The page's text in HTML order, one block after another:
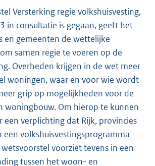
Versterking regie volkshuisvesting,
in consultatie is gegaan, geeft het
en gemeenten de wettelijke
samen regie te voeren op de
Overheden krijgen in de wet meer
woningen, waar en voor wie wordt
grip op mogelijkheden voor de
woningbouw. Om hierop te kunnen
een verplichting dat Rijk, provincies
een volkshuisvestingsprogramma
voorziet tevens in een
tussen het woon- en